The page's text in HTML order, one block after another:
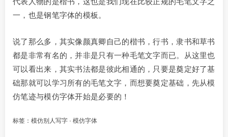
一，也是钢笔字体的模板。
说了那么多，其实像颜真卿自己的楷书，行书，隶书和草书
都是非常有名的，并非是只有一种毛笔文字而已。从这里也
可以看出来，其实书法都是彼此相通的，只要是奠定好了基
础那就可以学习所有的毛笔文字，而想要奠定基础，先从模
仿笔迹与模仿字体开始是必要的！
标签： 模仿别人写字 · 模仿字体